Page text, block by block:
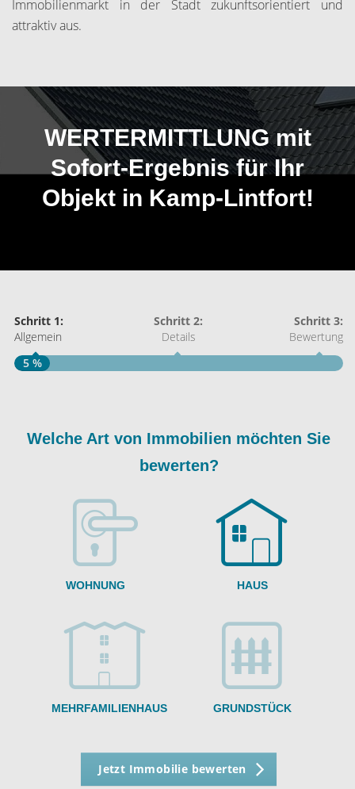
Immobilienmarkt in der Stadt zukunftsorientiert und
attraktiv aus.
WERTERMITTLUNG mit
Sofort-Ergebnis für Ihr
Objekt in Kamp-Lintfort!
Schritt 1:
Allgemein
Schritt 2:
Details
Schritt 3:
Bewertung
5 %
Welche Art von Immobilien möchten Sie
bewerten?
WOHNUNG HAUS
MEHRFAMILIENHAUS GRUNDSTÜCK
Jetzt Immobilie bewerten